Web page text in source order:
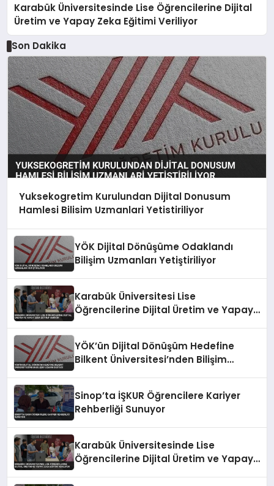
Karabük Üniversitesinde Lise Öğrencilerine Dijital
Üretim ve Yapay Zeka Eğitimi Veriliyor
Son Dakika
Yuksekogretim Kurulundan Dijital Donusum
Hamlesi Bilisim Uzmanlari Yetistiriliyor
YÖK Dijital Dönüşüme Odaklandı
Bilişim Uzmanları Yetiştiriliyor
Karabük Üniversitesi Lise
Öğrencilerine Dijital Üretim ve Yapay
YÖK’ün Dijital Dönüşüm Hedefine
Bilkent Üniversitesi’nden Bilişim
Sinop’ta İŞKUR Öğrencilere Kariyer
Rehberliği Sunuyor
Karabük Üniversitesinde Lise
Öğrencilerine Dijital Üretim ve Yapay